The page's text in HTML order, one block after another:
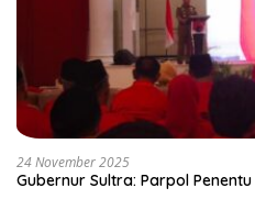
24 November 2025
Gubernur Sultra: Parpol